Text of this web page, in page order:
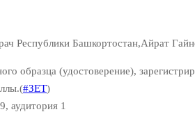
Республики Башкортостан,Айрат
образца (удостоверение),
#ЗЕТ)
аудитория 1